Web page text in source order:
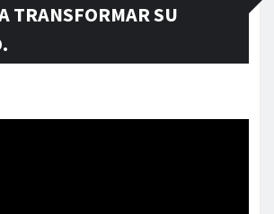
TRANSFORMAR SU